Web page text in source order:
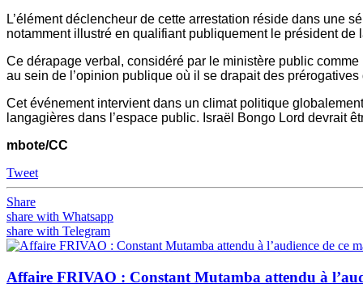
L’élément déclencheur de cette arrestation réside dans une
notamment illustré en qualifiant publiquement le président
Ce dérapage verbal, considéré par le ministère public
au sein de l’opinion publique où il se drapait des
Cet événement intervient dans un climat politique
langagières dans l’espace public. Israël Bongo Lord devrait
mbote/CC
Tweet
Share
share with Whatsapp
share with Telegram
Affaire FRIVAO : Constant Mutamba attendu à